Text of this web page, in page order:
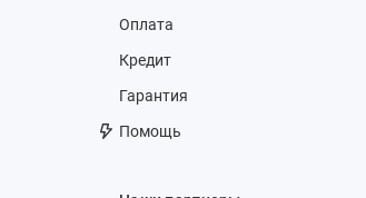
Оплата
Кредит
Гарантия
Помощь